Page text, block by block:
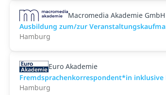
Macromedia Akademie GmbH
Ausbildung zum/zur
Hamburg
Euro Akademie
Fremdsprachenkorrespondent*in
Hamburg